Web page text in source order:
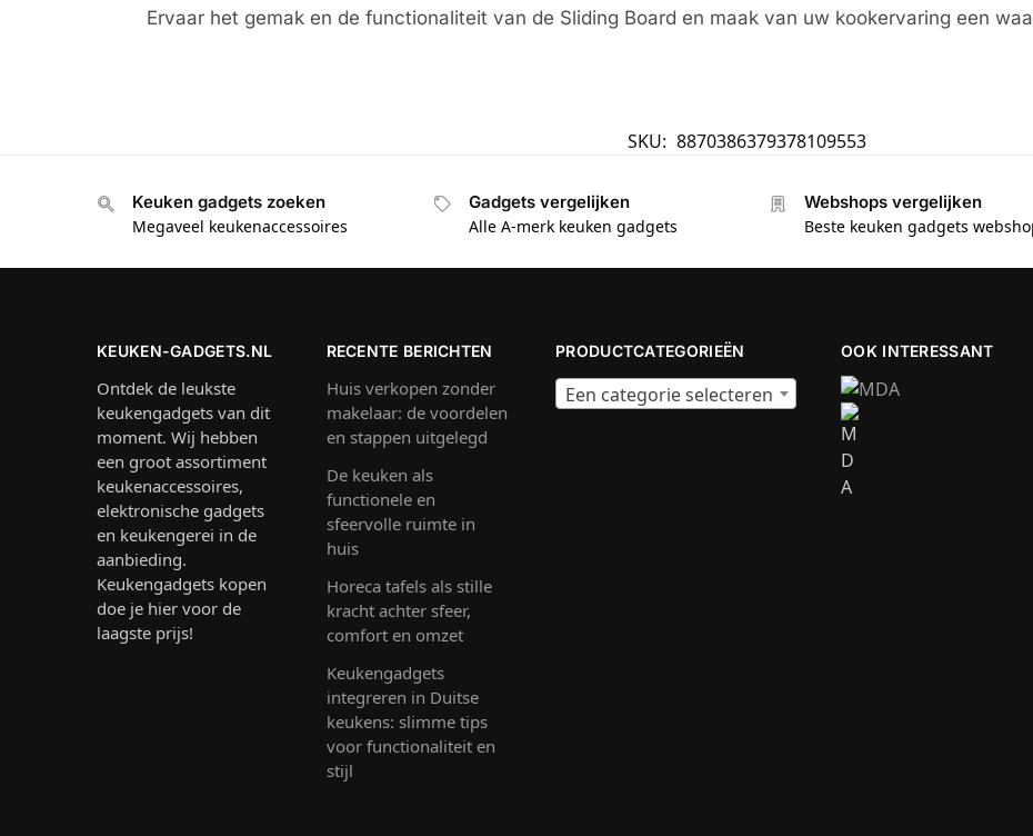
Ervaar het gemak en de functionaliteit van de Sliding Board en maak van uw kookervaring een
SKU: 8870386379378109553
Keuken gadgets zoeken
Megaveel keukenaccessoires
Gadgets vergelijken
Alle A-merk keuken gadgets
Webshops vergelijken
Beste keuken gadgets
KEUKEN-GADGETS.NL
Ontdek de leukste
keukengadgets van dit
moment. Wij hebben
een groot assortiment
keukenaccessoires,
elektronische gadgets
en keukengerei in de
aanbieding.
Keukengadgets kopen
doe je hier voor de
laagste prijs!
RECENTE BERICHTEN
Huis verkopen zonder
makelaar: de voordelen
en stappen uitgelegd
De keuken als
functionele en
sfeervolle ruimte in
huis
Horeca tafels als stille
kracht achter sfeer,
comfort en omzet
Keukengadgets
integreren in Duitse
keukens: slimme tips
voor functionaliteit en
stijl
PRODUCTCATEGORIEËN
Een categorie selecteren
OOK INTERESSANT